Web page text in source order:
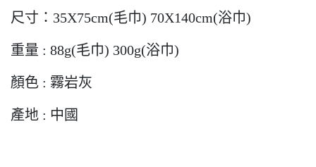
尺寸：35X75cm(毛巾) 70X140cm(浴巾)
重量 : 88g(毛巾) 300g(浴巾)
顏色 : 霧岩灰
產地 : 中國